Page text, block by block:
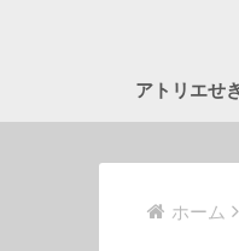
アトリエせ
ホーム